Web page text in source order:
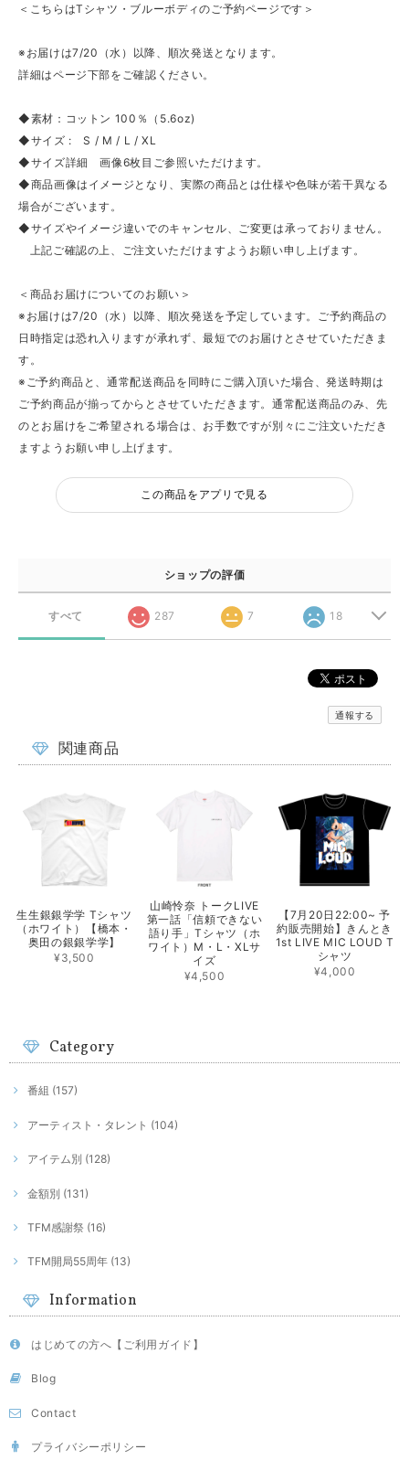
＜こちらはTシャツ・ブルーボディのご予約ページです＞
※お届けは7/20（水）以降、順次発送となります。
詳細はページ下部をご確認ください。
◆素材：コットン 100％（5.6oz)
◆サイズ : S / M / L / XL
◆サイズ詳細 画像6枚目ご参照いただけます。
◆商品画像はイメージとなり、実際の商品とは仕様や色味が若干異なる
場合がございます。
◆サイズやイメージ違いでのキャンセル、ご変更は承っておりません。
上記ご確認の上、ご注文いただけますようお願い申し上げます。
＜商品お届けについてのお願い＞
※お届けは7/20（水）以降、順次発送を予定しています。ご予約商品の
日時指定は恐れ入りますが承れず、最短でのお届けとさせていただきま
す。
※ご予約商品と、通常配送商品を同時にご購入頂いた場合、発送時期は
ご予約商品が揃ってからとさせていただきます。通常配送商品のみ、先
のとお届けをご希望される場合は、お手数ですが別々にご注文いただき
ますようお願い申し上げます。
この商品をアプリで見る
ショップの評価
すべて 287 7 18
通報する
関連商品
生生銀銀学学 Tシャツ
（ホワイト）【橋本・
奥田の銀銀学学】
¥3,500
山崎怜奈 トークLIVE
第一話「信頼できない
語り手」Tシャツ（ホ
ワイト）M・L・XLサ
イズ
¥4,500
【7月20日22:00~ 予
約販売開始】きんとき
1st LIVE MIC LOUD T
シャツ
¥4,000
Category
番組 (157)
アーティスト・タレント (104)
アイテム別 (128)
金額別 (131)
TFM感謝祭 (16)
TFM開局55周年 (13)
Information
はじめての方へ【ご利用ガイド】
Blog
Contact
プライバシーポリシー